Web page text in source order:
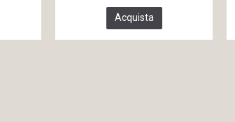
Acquista